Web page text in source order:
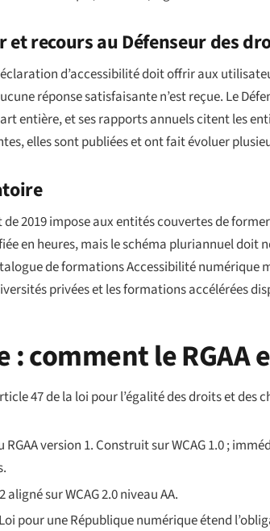
recours au Défenseur des
d’accessibilité doit offrir aux
réponse satisfaisante n’est reçue. Le
entière, et ses rapports annuels citent les
elles sont publiées et ont fait évoluer
2019 impose aux entités couvertes de
en heures, mais le schéma pluriannuel
de formationsAccessibilité numérique
privées et les formations accélérées
: comment le RGAA
47 de la loi pour l’égalité des droits et des
version 1. Construit sur WCAG 1.0 ;
sur WCAG 2.0 niveau AA.
Loi pour une République numériqueétend